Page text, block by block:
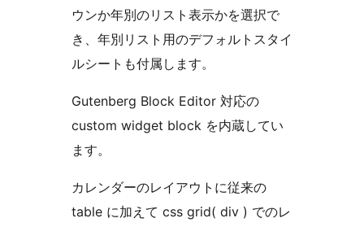
ウンか年別のリスト表示かを選択で
き、年別リスト用のデフォルトスタイ
ルシートも付属します。
Gutenberg Block Editor 対応の
custom widget block を内蔵してい
ます。
カレンダーのレイアウトに従来の
table に加えて css grid( div ) でのレ